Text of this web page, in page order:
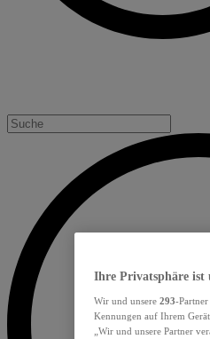
Ihre Privatsphäre ist
Wir und unsere 293-
Kennungen auf Ihrem
„Wir und unsere Partner